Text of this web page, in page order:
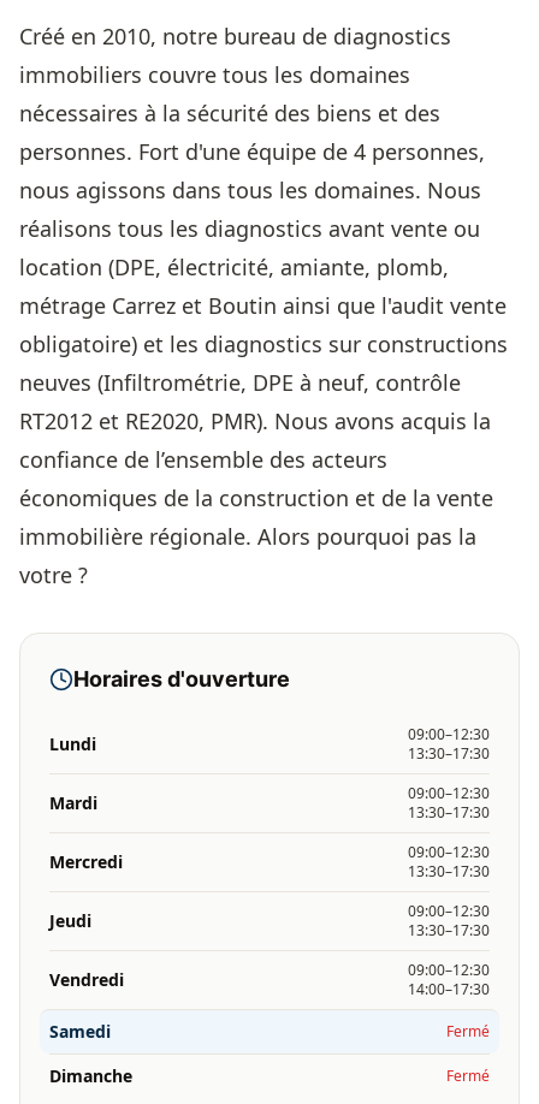
Créé en 2010, notre bureau de diagnostics
immobiliers couvre tous les domaines
nécessaires à la sécurité des biens et des
personnes. Fort d'une équipe de 4 personnes,
nous agissons dans tous les domaines. Nous
réalisons tous les diagnostics avant vente ou
location (DPE, électricité, amiante, plomb,
métrage Carrez et Boutin ainsi que l'audit vente
obligatoire) et les diagnostics sur constructions
neuves (Infiltrométrie, DPE à neuf, contrôle
RT2012 et RE2020, PMR). Nous avons acquis la
confiance de l’ensemble des acteurs
économiques de la construction et de la vente
immobilière régionale. Alors pourquoi pas la
votre ?
Horaires d'ouverture
Lundi
09:00–12:30
13:30–17:30
Mardi
09:00–12:30
13:30–17:30
Mercredi
09:00–12:30
13:30–17:30
Jeudi
09:00–12:30
13:30–17:30
Vendredi
09:00–12:30
14:00–17:30
Samedi Fermé
Dimanche Fermé